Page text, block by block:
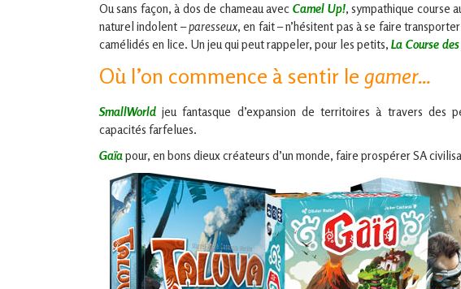
Ou sans façon, à dos de chameau avec Camel Up!, sympathique course
naturel indolent –paresseux, en fait – n’hésitent pas à se faire
camélidés en lice. Un jeu qui peut rappeler, pour les petits, La Course
Où l’on commence à sentir le gamer…
SmallWorld jeu fantasque d’expansion de territoires à travers des
capacités farfelues.
Gaïapour, en bons dieux créateurs d’un monde, faire prospérer SA